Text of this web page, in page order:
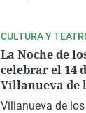
CULTURA Y
La Noche de
celebrar el 14
Villanueva de
Villanueva de